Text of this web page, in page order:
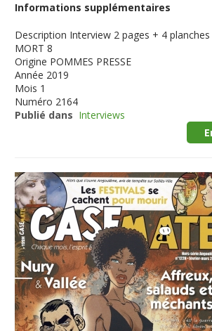
Informations supplémentaires
Description Interview 2 pages + 4 planches
MORT 8
Origine POMMES PRESSE
Année 2019
Mois 1
Numéro 2164
Publié dans Interviews